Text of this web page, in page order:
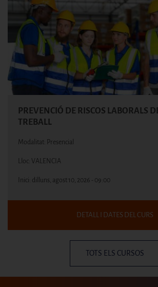
PREVENCIÓ DE RISCOS LABORALS
TREBALL
Modalitat: Presencial
Lloc: VALENCIA
Inici: dilluns, agost 10, 2026 - 09:00
DETALL I DATES DEL CURS
TOTS ELS CURSOS